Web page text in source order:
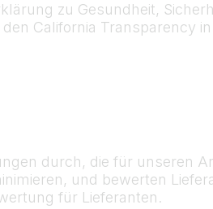
zu Gesundheit,
California Transparency
durch, die für unseren
und bewerten
für Lieferanten.